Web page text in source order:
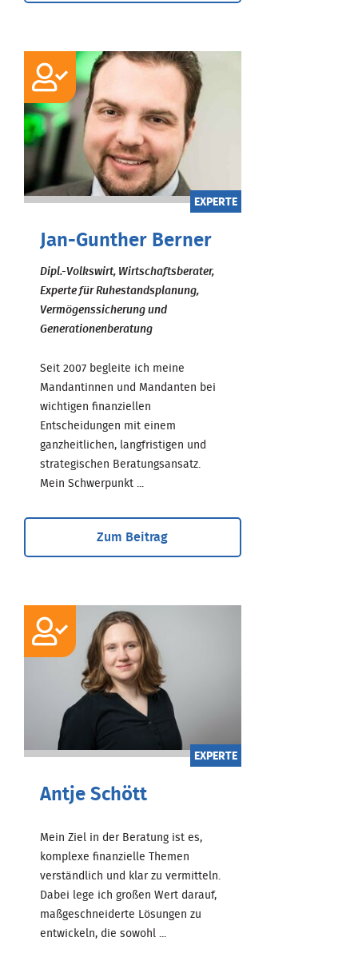
EXPERTE
Jan-Gunther Berner
Dipl.-Volkswirt, Wirtschaftsberater,
Experte für Ruhestandsplanung,
Vermögenssicherung und
Generationenberatung
Seit 2007 begleite ich meine
Mandantinnen und Mandanten bei
wichtigen finanziellen
Entscheidungen mit einem
ganzheitlichen, langfristigen und
strategischen Beratungsansatz.
Mein Schwerpunkt ...
Zum Beitrag
EXPERTE
Antje Schött
Mein Ziel in der Beratung ist es,
komplexe finanzielle Themen
verständlich und klar zu vermitteln.
Dabei lege ich großen Wert darauf,
maßgeschneiderte Lösungen zu
entwickeln, die sowohl ...